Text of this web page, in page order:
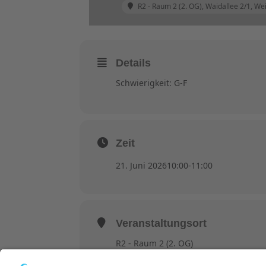
R2 - Raum 2 (2. OG), Waidallee 2/1,
Details
Schwierigkeit: G-F
Zeit
21. Juni 202610:00-11:00
Veranstaltungsort
R2 - Raum 2 (2. OG)